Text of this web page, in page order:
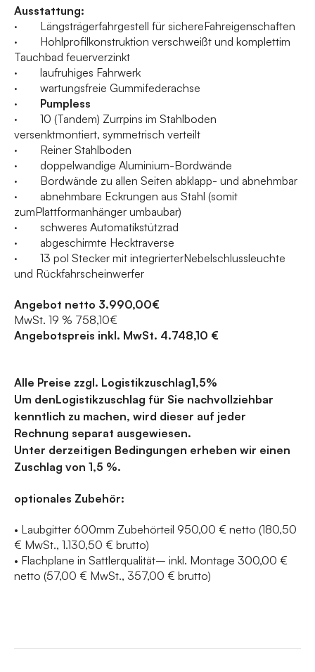
Ausstattung:
· Längsträgerfahrgestell für sichereFahreigenschaften
· Hohlprofilkonstruktion verschweißt und komplettim
Tauchbad feuerverzinkt
· laufruhiges Fahrwerk
· wartungsfreie Gummifederachse
· Pumpless
· 10 (Tandem) Zurrpins im Stahlboden
versenktmontiert, symmetrisch verteilt
· Reiner Stahlboden
· doppelwandige Aluminium-Bordwände
· Bordwände zu allen Seiten abklapp- und abnehmbar
· abnehmbare Eckrungen aus Stahl (somit
zumPlattformanhänger umbaubar)
· schweres Automatikstützrad
· abgeschirmte Hecktraverse
· 13 pol Stecker mit integrierterNebelschlussleuchte
und Rückfahrscheinwerfer
Angebot netto 3.990,00€
MwSt. 19 % 758,10€
Angebotspreis inkl. MwSt. 4.748,10 €
Alle Preise zzgl. Logistikzuschlag1,5%
Um denLogistikzuschlag für Sie nachvollziehbar
kenntlich zu machen, wird dieser auf jeder
Rechnung separat ausgewiesen.
Unter derzeitigen Bedingungen erheben wir einen
Zuschlag von 1,5 %.
optionales Zubehör:
• Laubgitter 600mm Zubehörteil 950,00 € netto (180,50
€ MwSt., 1.130,50 € brutto)
• Flachplane in Sattlerqualität– inkl. Montage 300,00 €
netto (57,00 € MwSt., 357,00 € brutto)